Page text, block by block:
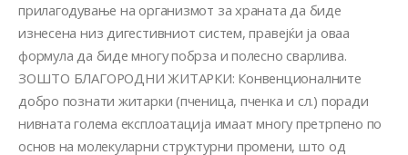
прилагодување на организмот за храната да биде
изнесена низ дигестивниот систем, правејќи ја оваа
формула да биде многу побрза и полесно сварлива.
ЗОШТО БЛАГОРОДНИ ЖИТАРКИ: Конвенционалните
добро познати житарки (пченица, пченка и сл.) поради
нивната голема експлоатација имаат многу претрпено по
основ на молекуларни структурни промени, што од